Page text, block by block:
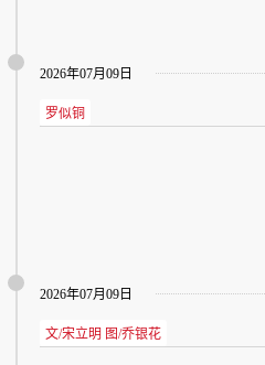
2026年07月09日
罗似铜
2026年07月09日
文/宋立明 图/乔银花